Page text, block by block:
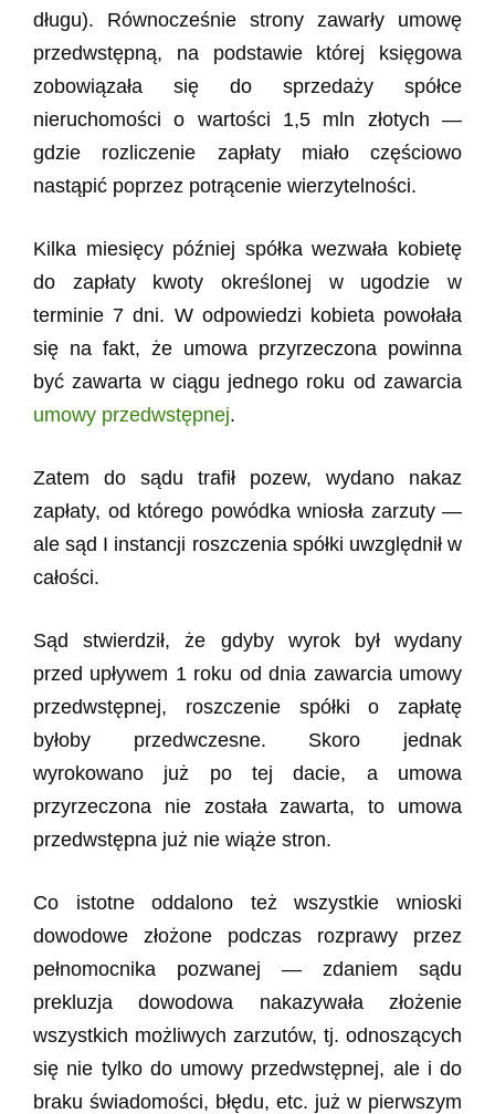
długu). Równocześnie strony zawarły umowę
przedwstępną, na podstawie której księgowa
zobowiązała się do sprzedaży spółce
nieruchomości o wartości 1,5 mln złotych —
gdzie rozliczenie zapłaty miało częściowo
nastąpić poprzez potrącenie wierzytelności.
Kilka miesięcy później spółka wezwała kobietę
do zapłaty kwoty określonej w ugodzie w
terminie 7 dni. W odpowiedzi kobieta powołała
się na fakt, że umowa przyrzeczona powinna
być zawarta w ciągu jednego roku od zawarcia
umowy przedwstępnej.
Zatem do sądu trafił pozew, wydano nakaz
zapłaty, od którego powódka wniosła zarzuty —
ale sąd I instancji roszczenia spółki uwzględnił w
całości.
Sąd stwierdził, że gdyby wyrok był wydany
przed upływem 1 roku od dnia zawarcia umowy
przedwstępnej, roszczenie spółki o zapłatę
byłoby przedwczesne. Skoro jednak
wyrokowano już po tej dacie, a umowa
przyrzeczona nie została zawarta, to umowa
przedwstępna już nie wiąże stron.
Co istotne oddalono też wszystkie wnioski
dowodowe złożone podczas rozprawy przez
pełnomocnika pozwanej — zdaniem sądu
prekluzja dowodowa nakazywała złożenie
wszystkich możliwych zarzutów, tj. odnoszących
się nie tylko do umowy przedwstępnej, ale i do
braku świadomości, błędu, etc. już w pierwszym